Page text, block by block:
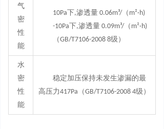
气
密
性
能
10Pa下,渗透量 0.06m³/（m²·h)
-10Pa下,渗透量 0.09m³/（m²·h)
（GB/T7106-2008 8级）
水
密
性
能
稳定加压保持未发生渗漏的最
高压力417Pa（GB/T7106-2008 4级）